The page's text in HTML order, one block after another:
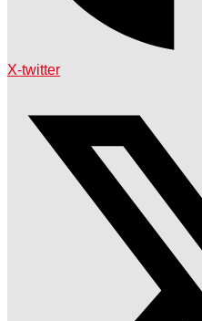
X-twitter